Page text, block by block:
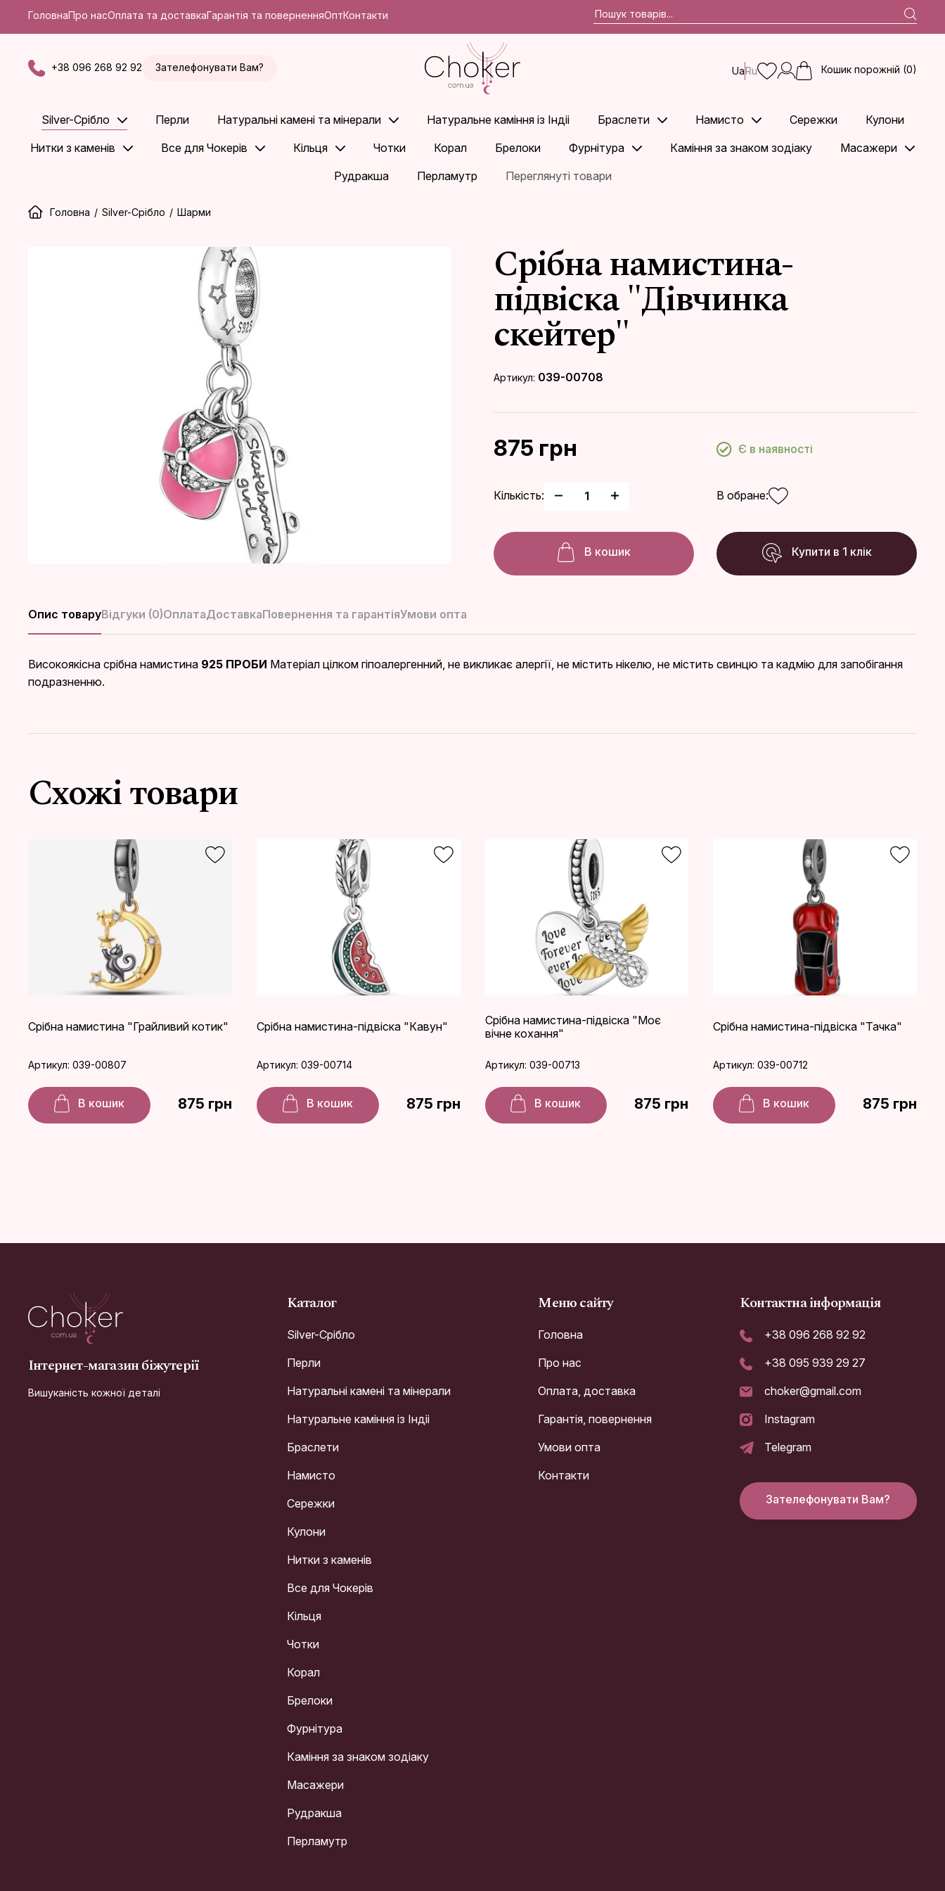
ГоловнаПро насОплата та доставкаГарантія та поверненняОптКонтакти
+38 096 268 92 92 Зателефонувати Вам? UaRu Кошик порожній (0)
Silver-Срібло Перли Натуральні камені та мінерали Натуральне каміння із Індіі Браслети Намисто Сережки
Кулони
Нитки з каменів
Все для Чокерів Кільця Чотки Корал Брелоки Фурнітура Каміння за знаком зодіаку
Масажери
Рудракша
Перламутр Переглянуті товари
Головна / Silver-Срібло / Шарми
Срібна намистина-
підвіска "Дівчинка
скейтер"
Артикул: 039-00708
875 грн Є в наявності
Кількість: В обране:
В кошик Купити в 1 клік
Опис товаруВідгуки (0)ОплатаДоставкаПовернення та гарантіяУмови опта
Високоякісна срібна намистина 925 ПРОБИ Матеріал цілком гіпоалергенний, не викликає алергії, не містить нікелю, не містить свинцю та кадмію для запобігання
подразненню.
Схожі товари
Срібна намистина "Грайливий котик"
Артикул: 039-00807
В кошик 875 грн
Срібна намистина-підвіска "Кавун"
Артикул: 039-00714
В кошик 875 грн
Срібна намистина-підвіска "Моє
вічне кохання"
Артикул: 039-00713
В кошик 875 грн
Срібна намистина-підвіска "Тачка"
Артикул: 039-00712
В кошик 875 грн
Інтернет-магазин біжутерії
Вишуканість кожної деталі
Каталог
Silver-Срібло
Перли
Натуральні камені та мінерали
Натуральне каміння із Індіі
Браслети
Намисто
Сережки
Кулони
Нитки з каменів
Все для Чокерів
Кільця
Чотки
Корал
Брелоки
Фурнітура
Каміння за знаком зодіаку
Масажери
Рудракша
Перламутр
Меню сайту
Головна
Про нас
Оплата, доставка
Гарантія, повернення
Умови опта
Контакти
Контактна інформація
+38 096 268 92 92
+38 095 939 29 27
choker@gmail.com
Instagram
Telegram
Зателефонувати Вам?